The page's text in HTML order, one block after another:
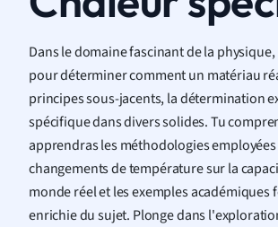
Dans le domaine fascinant de la
pour déterminer comment un matériau
principes sous-jacents, la détermination
spécifique dans divers solides. Tu
apprendras les méthodologies
changements de température sur la
monde réel et les exemples
enrichie du sujet. Plonge dans